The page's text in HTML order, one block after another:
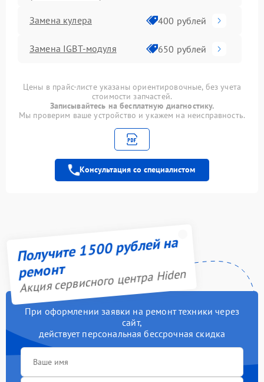
Замена кулера 400 рублей
Замена IGBT-модуля 650 рублей
Цены в прайс-листе указаны ориентировочные, без учета
стоимости запчастей.
Записывайтесь на бесплатную диагностику.
Мы проверим ваше устройство и укажем на неисправность.
Консультация со специалистом
Получите 1500 рублей на
ремонт
Акция сервисного центра Hiden
При оформлении заявки на ремонт техники через
сайт,
действует персональная бессрочная скидка